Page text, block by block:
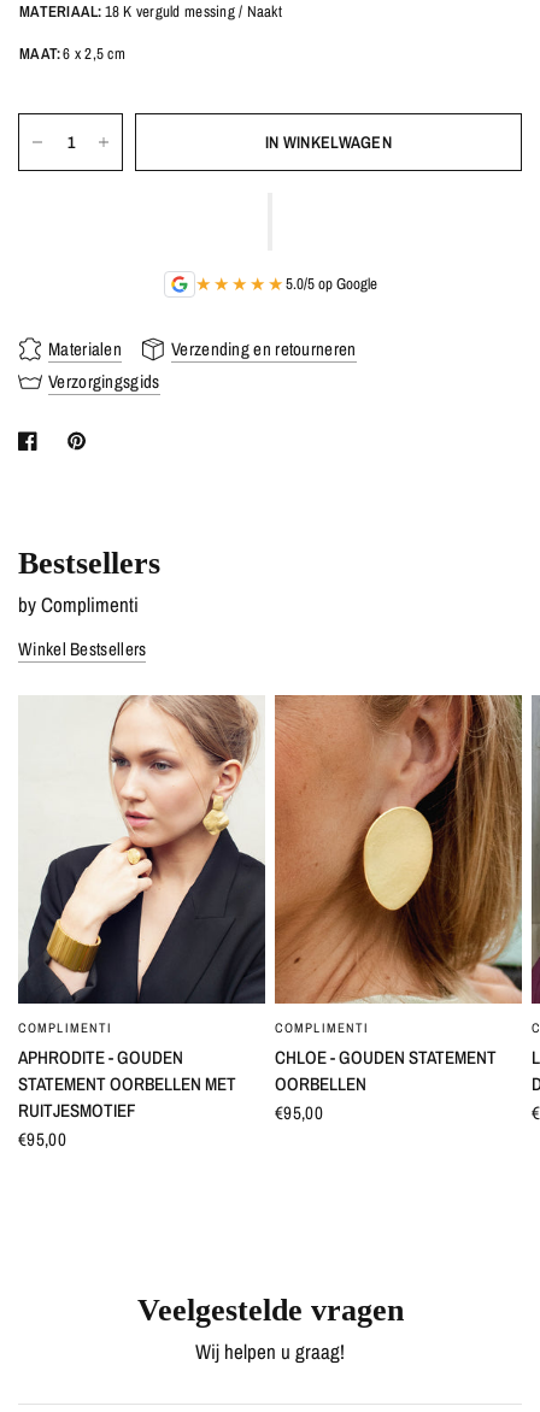
MATERIAAL:18 K verguld messing / Naakt
MAAT:6 x 2,5 cm
IN WINKELWAGEN
★★★★★5.0/5 op Google
Materialen
Verzending en retourneren
Verzorgingsgids
Bestsellers
by Complimenti
Winkel Bestsellers
SNEL BEKIJKEN
COMPLIMENTI
APHRODITE - GOUDEN
STATEMENT OORBELLEN MET
RUITJESMOTIEF
€95,00
SNEL BEKIJKEN
COMPLIMENTI
CHLOE - GOUDEN STATEMENT
OORBELLEN
€95,00
Veelgestelde vragen
Wij helpen u graag!